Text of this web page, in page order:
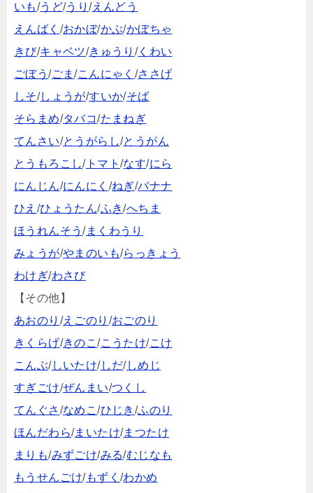
いも/うど/うり/えんどう
えんばく /おかぼ/かぶ/かぼちゃ
きび/キャベツ/きゅうり /くわい
ごぼう/ごま/こんにゃく /ささげ
しそ/しょうが/すいか/そば
そらまめ/タバコ/たまねぎ
てんさい/とうがらし/とうがん
とうもろこし/トマト/なす/にら
にんじん/にんにく /ねぎ/バナナ
ひえ /ひょうたん/ふき/へちま
ほうれんそう/まくわうり
みょうが/やまのいも/らっきょう
わけぎ/わさび
【その他】
あおのり /えごのり /おごのり
きくらげ/きのこ/こうたけ/こけ
こんぶ/しいたけ/しだ/しめじ
すぎごけ/ぜんまい/つくし
てんぐさ /なめこ/ひじき /ふのり
ほんだわら/まいたけ/まつたけ
まりも/みずごけ/みる/むじなも
もうせんごけ/もずく/わかめ